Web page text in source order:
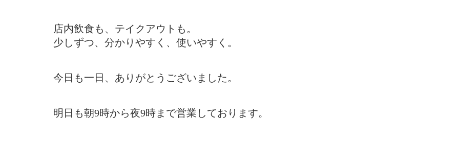
店内飲食も、テイクアウトも。
少しずつ、分かりやすく、使いやすく。
今日も一日、ありがとうございました。
明日も朝9時から夜9時まで営業しております。